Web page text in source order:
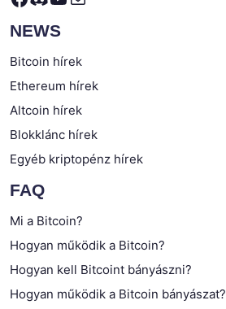
NEWS
Bitcoin hírek
Ethereum hírek
Altcoin hírek
Blokklánc hírek
Egyéb kriptopénz hírek
FAQ
Mi a Bitcoin?
Hogyan működik a Bitcoin?
Hogyan kell Bitcoint bányászni?
Hogyan működik a Bitcoin bányászat?